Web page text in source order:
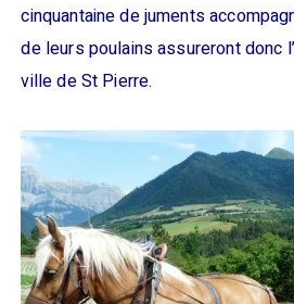
cinquantaine de juments
de leurs poulains assureront donc
ville de St Pierre.